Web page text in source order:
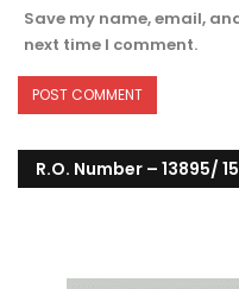
Save my name, email,
next time I comment.
R.O. Number – 13895/